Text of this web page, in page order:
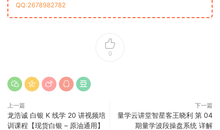
QQ:2678982782
0
上一篇
龙浩诚 白银 K 线学 20 讲视频培
训课程【现货白银 – 原油通用】
下一篇
量学云讲堂智星客王晓利 第 04
期量学波段操盘系统 详解